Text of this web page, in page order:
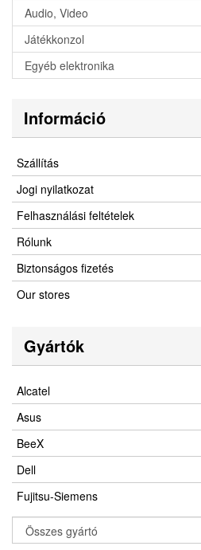
Audio, Video
Játékkonzol
Egyéb elektronika
Információ
Szállítás
Jogi nyilatkozat
Felhasználási feltételek
Rólunk
Biztonságos fizetés
Our stores
Gyártók
Alcatel
Asus
BeeX
Dell
Fujitsu-Siemens